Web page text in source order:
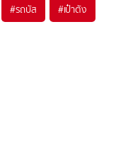
#รถบัส #เป๋าตัง